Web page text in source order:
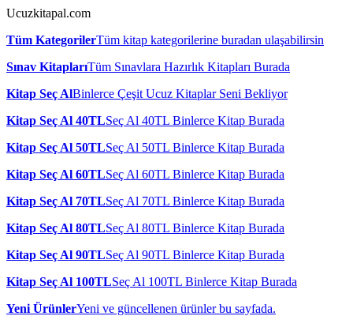
Ucuzkitapal.com
Tüm KategorilerTüm kitap kategorilerine buradan ulaşabilirsin
Sınav KitaplarıTüm Sınavlara Hazırlık Kitapları Burada
Kitap Seç AlBinlerce Çeşit Ucuz Kitaplar Seni Bekliyor
Kitap Seç Al 40TLSeç Al 40TL Binlerce Kitap Burada
Kitap Seç Al 50TLSeç Al 50TL Binlerce Kitap Burada
Kitap Seç Al 60TLSeç Al 60TL Binlerce Kitap Burada
Kitap Seç Al 70TLSeç Al 70TL Binlerce Kitap Burada
Kitap Seç Al 80TLSeç Al 80TL Binlerce Kitap Burada
Kitap Seç Al 90TLSeç Al 90TL Binlerce Kitap Burada
Kitap Seç Al 100TLSeç Al 100TL Binlerce Kitap Burada
Yeni ÜrünlerYeni ve güncellenen ürünler bu sayfada.